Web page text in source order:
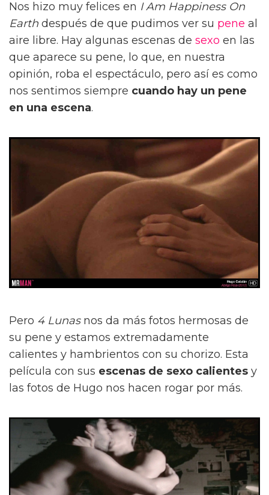
Nos hizo muy felices en I Am Happiness On
Earth después de que pudimos ver su pene al
aire libre. Hay algunas escenas de sexo en las
que aparece su pene, lo que, en nuestra
opinión, roba el espectáculo, pero así es como
nos sentimos siempre cuando hay un pene
en una escena.
Pero 4 Lunasnos da más fotos hermosas de
su pene y estamos extremadamente
calientes y hambrientos con su chorizo. Esta
película con sus escenas de sexo calientes y
las fotos de Hugo nos hacen rogar por más.